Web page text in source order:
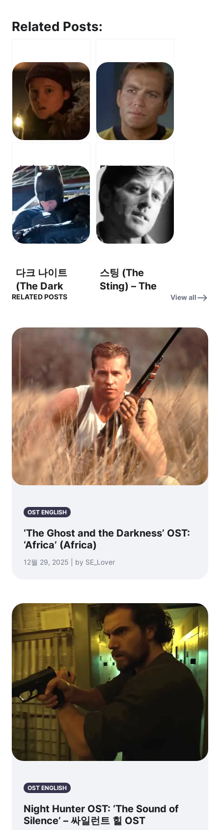
Related Posts:
스타 트렉 (Star
Trek) –
Assignment:
Earth OST – 지
구 배정
(Assignment:
Fleabag –
Godmother
(OST) – 플리백
– 대모
다크 나이트
(The Dark
Knight) OST –
Serious?’ (왜 그
렇게 심각해?)
스팅 (The
Sting) – The
Entertainer – 엔
RELATED POSTS View all
OST ENGLISH
‘The Ghost and the Darkness’ OST:
‘Africa’ (Africa)
12월 29, 2025 | by SE_Lover
OST ENGLISH
Night Hunter OST: ‘The Sound of
Silence’ – 싸일런트 힐 OST